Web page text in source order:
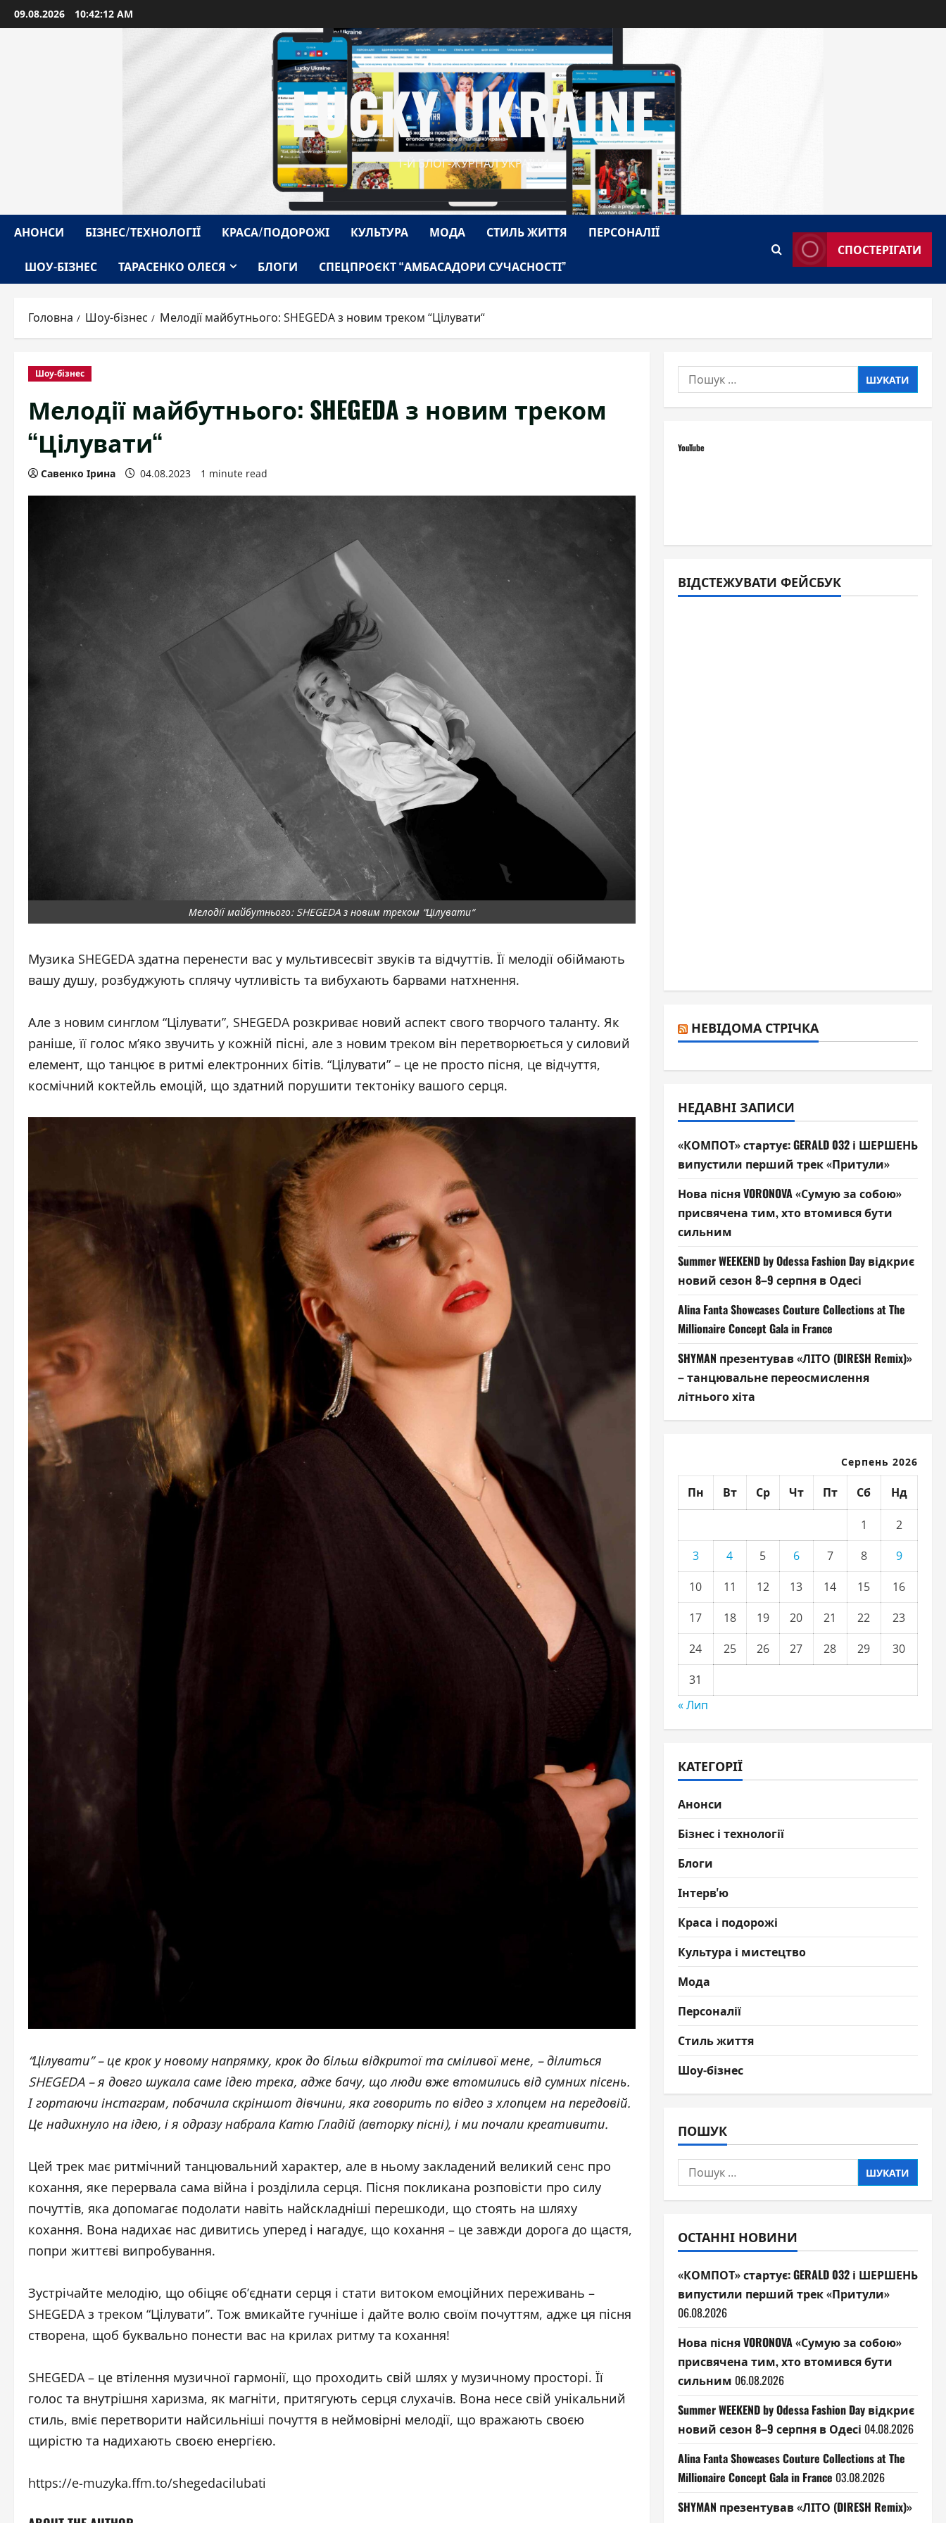
Перейти
до
09.08.2026 10:42:13 AM
LUCKY UKRAINE
1-Й БЛОГ-ЖУРНАЛ УКРАЇНИ
АНОНСИ БІЗНЕС/ТЕХНОЛОГІЇ КРАСА/ПОДОРОЖІ КУЛЬТУРА МОДА СТИЛЬ ЖИТТЯ ПЕРСОНАЛІЇ
ШОУ-БІЗНЕС ТАРАСЕНКО ОЛЕСЯ БЛОГИ СПЕЦПРОЄКТ “АМБАСАДОРИ СУЧАСНОСТІ”
СПОСТЕРІГАТИ
Головна Шоу-бізнес Мелодії майбутнього: SHEGEDA з новим треком “Цілувати“
Шоу-бізнес
Мелодії майбутнього: SHEGEDA з новим треком
“Цілувати“
Савенко Ірина 04.08.2023 1 minute read
Мелодії майбутнього: SHEGEDA з новим треком “Цілувати“
Музика SHEGEDA здатна перенести вас у мультивсесвіт звуків та відчуттів. Її мелодії обіймають
вашу душу, розбуджують сплячу чутливість та вибухають барвами натхнення.
Але з новим синглом “Цілувати”, SHEGEDA розкриває новий аспект свого творчого таланту. Як
раніше, її голос м’яко звучить у кожній пісні, але з новим треком він перетворюється у силовий
елемент, що танцює в ритмі електронних бітів. “Цілувати” – це не просто пісня, це відчуття,
космічний коктейль емоцій, що здатний порушити тектоніку вашого серця.
“Цілувати” – це крок у новому напрямку, крок до більш відкритої та сміливої мене, – ділиться
SHEGEDA – я довго шукала саме ідею трека, адже бачу, що люди вже втомились від сумних пісень.
І гортаючи інстаграм, побачила скріншот дівчини, яка говорить по відео з хлопцем на передовій.
Це надихнуло на ідею, і я одразу набрала Катю Гладій (авторку пісні), і ми почали креативити.
Цей трек має ритмічний танцювальний характер, але в ньому закладений великий сенс про
кохання, яке перервала сама війна і розділила серця. Пісня покликана розповісти про силу
почуттів, яка допомагає подолати навіть найскладніші перешкоди, що стоять на шляху
кохання. Вона надихає нас дивитись уперед і нагадує, що кохання – це завжди дорога до щастя,
попри життєві випробування.
Зустрічайте мелодію, що обіцяє об’єднати серця і стати витоком емоційних переживань –
SHEGEDA з треком “Цілувати”. Тож вмикайте гучніше і дайте волю своїм почуттям, адже ця пісня
створена, щоб буквально понести вас на крилах ритму та кохання!
SHEGEDA – це втілення музичної гармонії, що проходить свій шлях у музичному просторі. Її
голос та внутрішня харизма, як магніти, притягують серця слухачів. Вона несе свій унікальний
стиль, вміє перетворити найсильніші почуття в неймовірні мелодії, що вражають своєю
щирістю та надихають своєю енергією.
https://e-muzyka.ffm.to/shegedacilubati
Пошук:
YouTube
ВІДСТЕЖУВАТИ ФЕЙСБУК
НЕВІДОМА СТРІЧКА
НЕДАВНІ ЗАПИСИ
«КОМПОТ» стартує: GERALD 032 і ШЕРШЕНЬ
випустили перший трек «Притули»
Нова пісня VORONOVA «Сумую за собою»
присвячена тим, хто втомився бути
сильним
Summer WEEKEND by Odessa Fashion Day відкриє
новий сезон 8–9 серпня в Одесі
Alina Fanta Showcases Couture Collections at The
Millionaire Concept Gala in France
SHYMAN презентував «ЛІТО (DIRESH Remix)»
– танцювальне переосмислення
літнього хіта
Серпень 2026
Пн Вт Ср Чт Пт Сб Нд
1
2
3
4 5 6 7 8
9
10
11 12 13 14 15
16
17
18 19 20 21 22
23
24
25 26 27 28 29
30
31
« Лип
КАТЕГОРІЇ
Анонси
Бізнес і технології
Блоги
Інтерв'ю
Краса і подорожі
Культура і мистецтво
Мода
Персоналії
Стиль життя
Шоу-бізнес
ПОШУК
Пошук:
ОСТАННІ НОВИНИ
«КОМПОТ» стартує: GERALD 032 і ШЕРШЕНЬ
випустили перший трек «Притули»
06.08.2026
Нова пісня VORONOVA «Сумую за собою»
присвячена тим, хто втомився бути
сильним 06.08.2026
Summer WEEKEND by Odessa Fashion Day відкриє
новий сезон 8–9 серпня в Одесі 04.08.2026
Alina Fanta Showcases Couture Collections at The
Millionaire Concept Gala in France 03.08.2026
SHYMAN презентував «ЛІТО (DIRESH Remix)»